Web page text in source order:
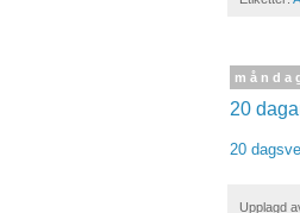
20
20
Upplagd